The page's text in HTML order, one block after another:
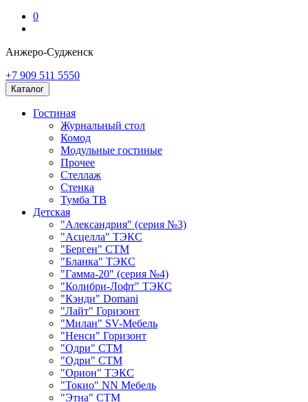
0
Анжеро-Судженск
+7 909 511 5550
Каталог
Гостиная
Журнальный стол
Комод
Модульные гостиные
Прочее
Стеллаж
Стенка
Тумба ТВ
Детская
"Александрия" (серия №3)
"Асцелла" ТЭКС
"Берген" СТМ
"Бланка" ТЭКС
"Гамма-20" (серия №4)
"Колибри-Лофт" ТЭКС
"Кэнди" Domani
"Лайт" Горизонт
"Милан" SV-Мебель
"Ненси" Горизонт
"Одри" СТМ
"Одри" СТМ
"Орион" ТЭКС
"Токио" NN Мебель
"Этна" СТМ